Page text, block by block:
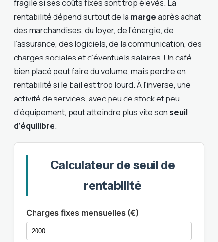
fragile si ses coûts fixes sont trop élevés. La
rentabilité dépend surtout de la margeaprès achat
des marchandises, du loyer, de l’énergie, de
l’assurance, des logiciels, de la communication, des
charges sociales et d’éventuels salaires. Un café
bien placé peut faire du volume, mais perdre en
rentabilité si le bail est trop lourd. À l’inverse, une
activité de services, avec peu de stock et peu
d’équipement, peut atteindre plus vite sonseuil
d’équilibre.
Calculateur de seuil de
rentabilité
Charges fixes mensuelles (€)